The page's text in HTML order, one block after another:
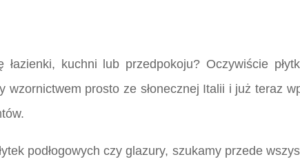
kuchni lub przedpokoju? Oczywiście
wzornictwem prosto ze słonecznej Italii i już teraz
podłogowych czy glazury, szukamy przede